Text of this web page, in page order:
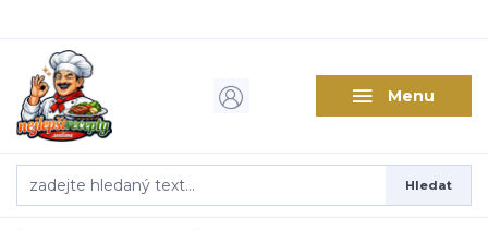
Menu
Hledat